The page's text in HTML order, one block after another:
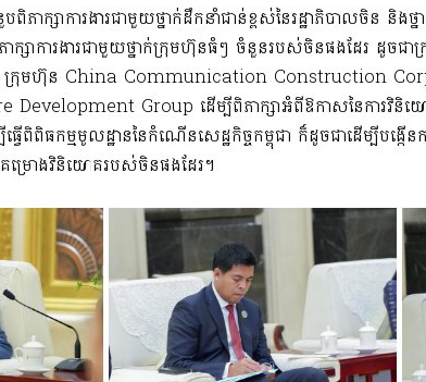
ពិភាក្សាការងារជាមួយថ្នាក់ដឹកនាំជាន់ខ្ពស់នៃរដ្ឋាភិបាលចិន និ
សាការងារជាមួយថ្នាក់ក្រុមហ៊ុនធំៗ ចំនួនរបស់ចិនផងដែរ ដូច
ន, ក្រុមហ៊ុន China Communication Construction
Group ដើម្បីពិភាក្សាអំពីឱកាសនៃការវិនិយោ
ពិធកម្មមូលដ្ឋាននៃកំណើនសេដ្ឋកិច្ចកម្ពុជា ក៏ដូចជាដើម្បីបង្ក
គម្រោងវិនិយោគរបស់ចិនផងដែរ។